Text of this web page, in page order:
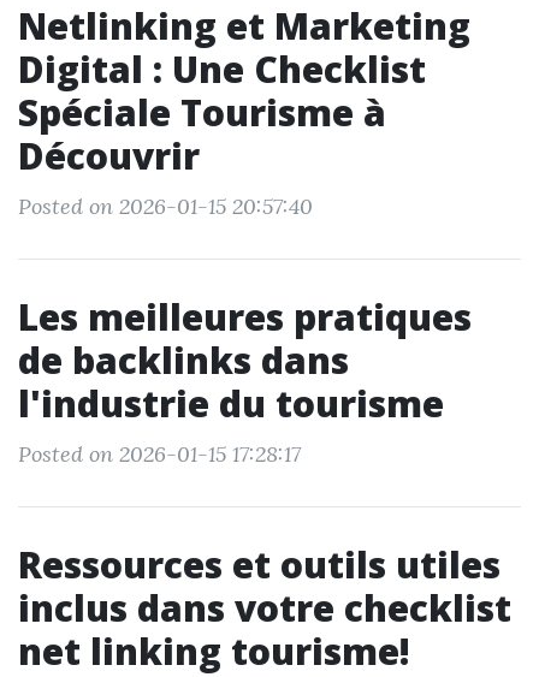
Netlinking et Marketing
Digital : Une Checklist
Spéciale Tourisme à
Découvrir
Posted on 2026-01-15 20:57:40
Les meilleures pratiques
de backlinks dans
l'industrie du tourisme
Posted on 2026-01-15 17:28:17
Ressources et outils utiles
inclus dans votre checklist
net linking tourisme!